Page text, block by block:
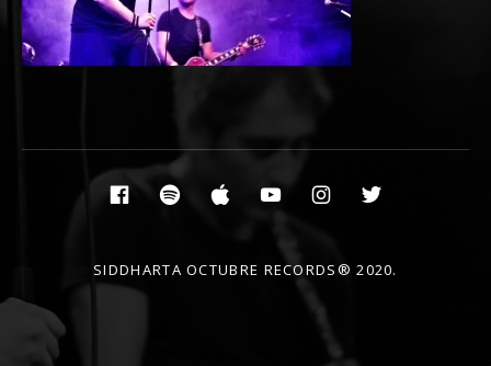
Social Media Profiles
FacebookSpotifyItunesYouTubeInstagram
SIDDHARTA OCTUBRE RECORDS® 2020.